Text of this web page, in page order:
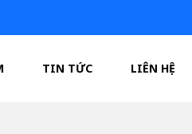
TIN TỨC LIÊN HỆ